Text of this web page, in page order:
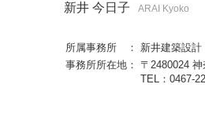
新井 今日子 ARAI Kyoko
所属事務所 ：
新井建築設計
事務所所在地： 〒2480024
TEL：0467-